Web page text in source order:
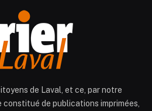
de Laval, et ce, par notre
de publications imprimées,